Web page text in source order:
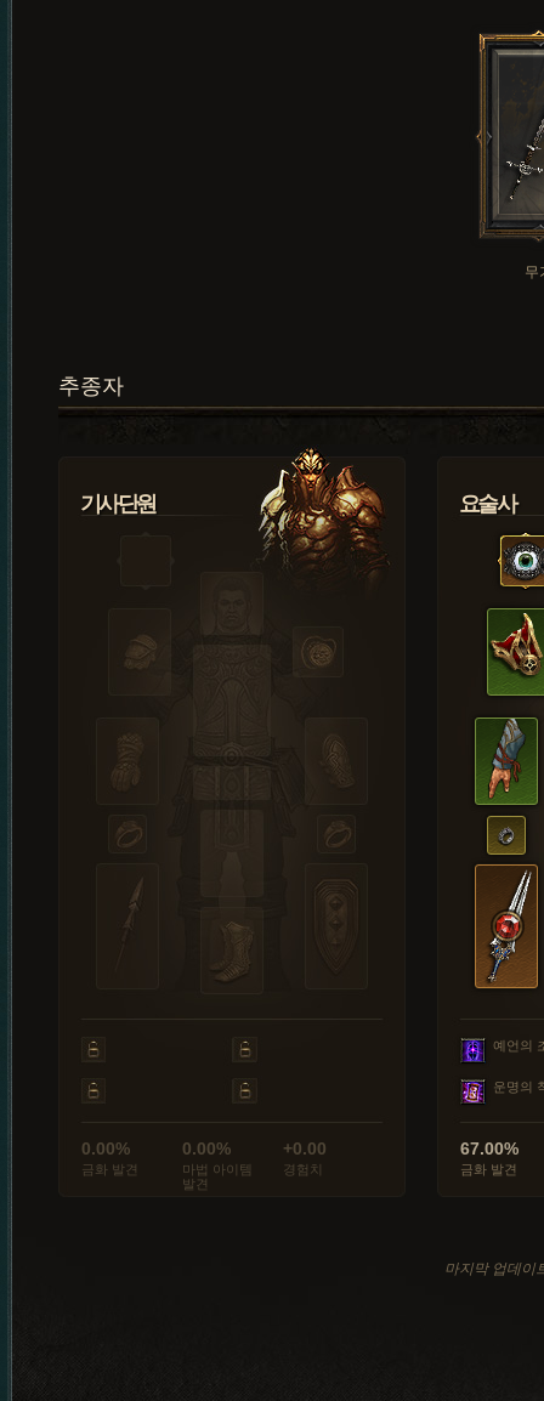
무
추종자
기사단원
0.00%
금화 발견
0.00%
마법 아이템
발견
+0.00
경험치
요술사
예언의
운명의
67.00%
금화 발견
마지막 업데이